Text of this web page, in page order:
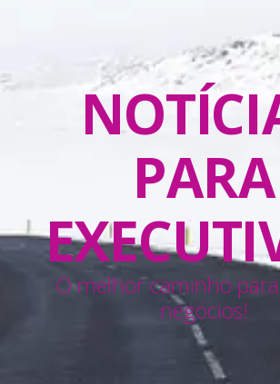
PARA
O melhor caminho
negócios!